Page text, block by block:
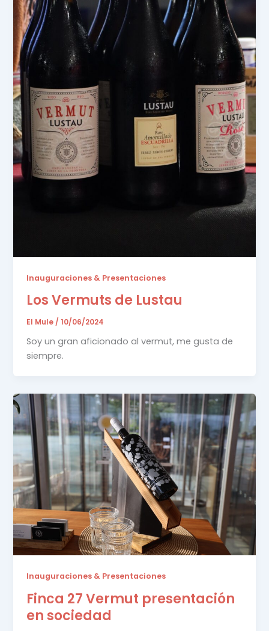
Inauguraciones & Presentaciones
Los Vermuts de Lustau
El Mule /10/06/2024
Soy un gran aficionado al vermut, me gusta de
siempre.
Inauguraciones & Presentaciones
Finca 27 Vermut presentación
en sociedad